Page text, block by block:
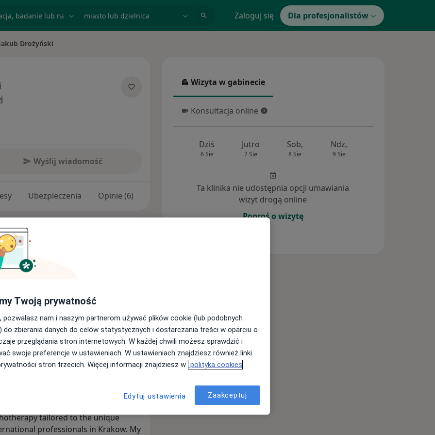
Zaloguj się Dla profesjonalistów
miastoDrożyński
Wyślij wiadomość
Ubezpieczenia Opinie (6)
w języku polskim i angielskim
pracując z osobami, które
lęku, obniżonego nastroju lub
się na głębokim rozumieniu
na codzienne wybory i
niż doraźnych rozwiązań –
Swoją praktykę
Krakowa (ul. Kochanowskiego)
etyczne zgodne z wymogami
| Individual Support for Expats
tailored to the unique
professionals in Krakow. My
Wizyta w gabinecie
Wizyta w gabinecie
Konsultacja online
Konsultacja online
Dziś
6 Sie
Jutro
7 Sie
Sob,
8 Sie
Ndz,
9 Sie
Ta klinika nie udostępnia opcji umawiania
wizyt drogą online
Poproś o wizytę
Twoją prywatność
pozwalasz nam i naszym partnerom używać plików cookie (lub podobnych
do zbierania danych do celów statystycznych i dostarczania treści w oparciu o
przeglądania stron internetowych. W każdej chwili możesz sprawdzić i
swoje preferencje w ustawieniach. W ustawieniach znajdziesz również linki
stron trzecich. Więcej informacji znajdziesz w polityka cookies
Edytuj ustawienia Zaakceptuj